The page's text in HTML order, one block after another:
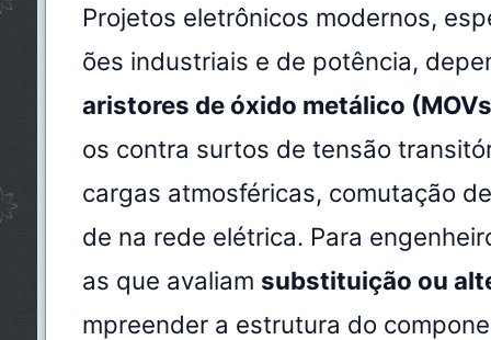
Projetos eletrônicos modernos,
ões industriais e de potência,
aristores de óxido metálico
os contra surtos de tensão
cargas atmosféricas, comutação
de na rede elétrica. Para
as que avaliam substituição ou
mpreender a estrutura do